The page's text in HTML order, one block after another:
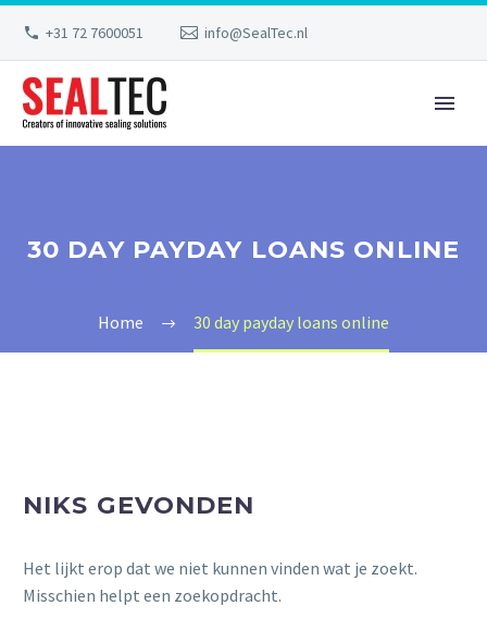
+31 72 7600051 info@SealTec.nl
30 DAY PAYDAY LOANS ONLINE
Home 30 day payday loans online
NIKS GEVONDEN
Het lijkt erop dat we niet kunnen vinden wat je zoekt.
Misschien helpt een zoekopdracht.